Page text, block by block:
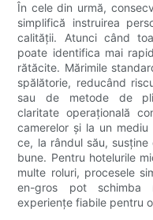
În cele din urmă,
simplifică instruirea
calității. Atunci când
poate identifica mai
rătăcite. Mărimile
spălătorie, reducând
sau de metode de
claritate operațională
camerelor și la un
ce, la rândul său,
bune. Pentru hotelurile
multe roluri, procesele
en-gros pot schimba
experiențe fiabile pentru